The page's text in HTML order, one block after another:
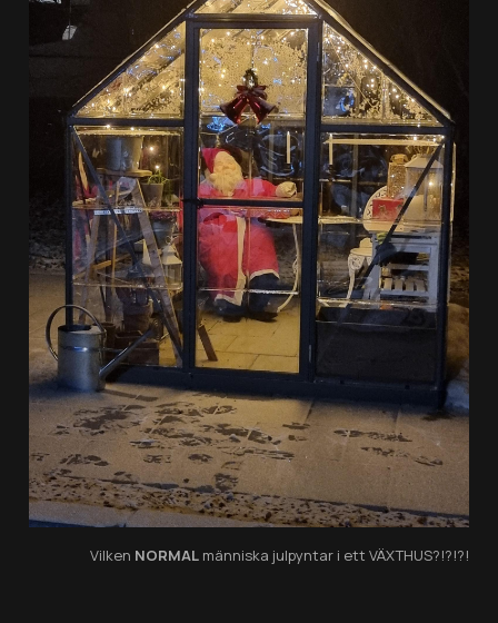
Vilken NORMAL människa julpyntar i ett VÄXTHUS?!?!?!